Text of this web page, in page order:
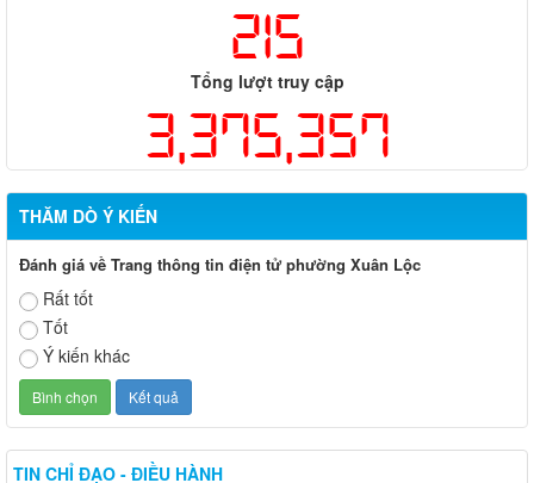
215
Tổng lượt truy cập
3,375,357
THĂM DÒ Ý KIẾN
Đánh giá về Trang thông tin điện tử phường Xuân Lộc
Rất tốt
Tốt
Ý kiến khác
TIN CHỈ ĐẠO - ĐIỀU HÀNH